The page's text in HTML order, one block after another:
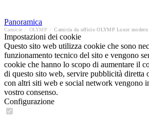
Panoramica
Camicie OLYMP Camicia da ufficio OLYMP Luxor
Impostazioni dei cookie
Questo sito web utilizza cookie che sono
funzionamento tecnico del sito e vengono
cookie che hanno lo scopo di aumentare il
di questo sito web, servire pubblicità diretta
con altri siti web e social network vengono
vostro consenso.
Configurazione